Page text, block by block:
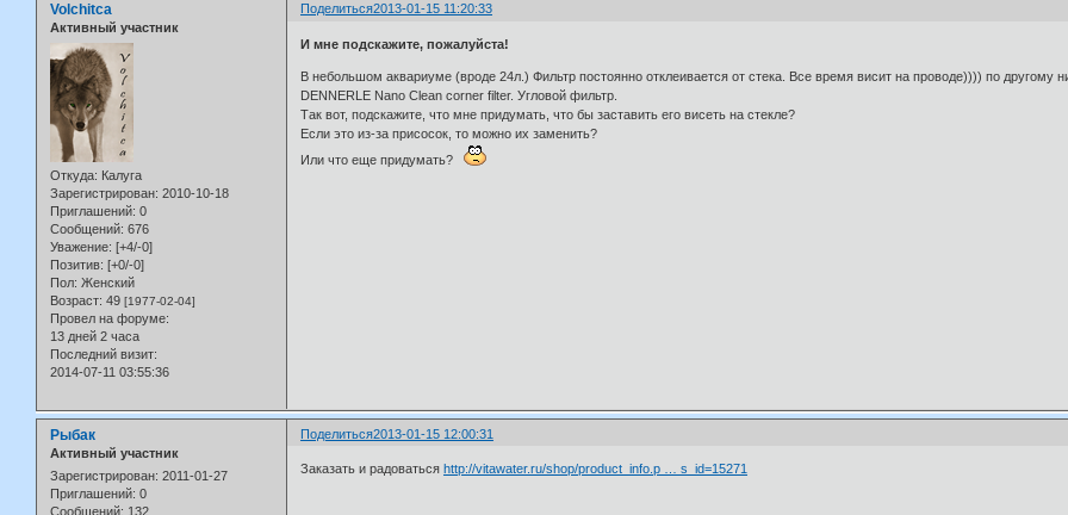
Поделиться2013-01-15 11:20:33
Volchitca
Активный участник
Откуда: Калуга
Зарегистрирован: 2010-10-18
Приглашений: 0
Сообщений: 676
Уважение: [+4/-0]
Позитив: [+0/-0]
Пол: Женский
Возраст: 49 [1977-02-04]
Провел на форуме:
13 дней 2 часа
Последний визит:
2014-07-11 03:55:36
И мне подскажите, пожалуйста!
В небольшом аквариуме (вроде 24л.) Фильтр постоянно отклеивается от стека. Все время висит на проводе)))) по другому
DENNERLE Nano Clean corner filter. Угловой фильтр.
Так вот, подскажите, что мне придумать, что бы заставить его висеть на стекле?
Если это из-за присосок, то можно их заменить?
Или что еще придумать?
Поделиться2013-01-15 12:00:31
Рыбак
Активный участник
Зарегистрирован: 2011-01-27
Приглашений: 0
Сообщений: 132
Заказать и радоватьсяhttp://vitawater.ru/shop/product_info.p … s_id=15271